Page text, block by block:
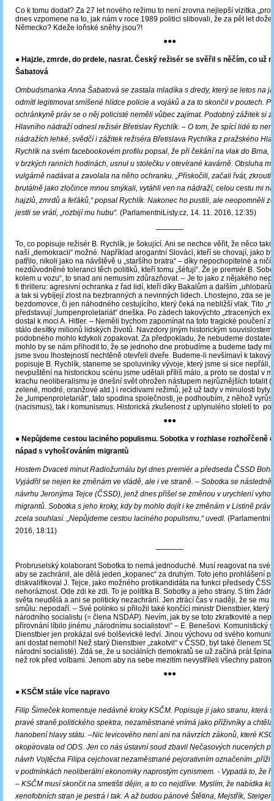
Co k tomu dodat? Za 27 let nového režimu to není zrovna nejlepší vizitka
dnes vzpomene na to, jak nám v roce 1989 politici slibovali, že za pět let
Německo? Kdeže loňské sněhy jsou?!
●●●
● Hajzle, zmrde, do prdele, nasrat. Český režisér se svěřil s něčím, co už
Šabatová
Ombudsmanka Anna Šabatová se zastala mladíka s dredy, který se letos na
odmítl legitimovat smíšené hlídce policie a vojáků a za to skončil v poutech.
ochránkyně práv se o něj policisté neměli vůbec zajímat. Podobný zážitek si
Hlavního nádraží odnesl režisér Břetislav Rychlík. ‒ O tom, že spící lidé to
nádražích lehké, svědčí i zážitek režiséra Břetislava Rychlíka z pražského
Rychlík na svém facebookovém profilu popsal, že při čekání na vlak do Brna,
v brzkých ranních hodinách, usnul u stolečku v otevírané kavárně. Obsluha
vulgárně nadávat a zavolala na něho ochranku. „Přiskočili, začali řvát,
brutálně jako zločince mnou smýkali, vytáhli ven na nádraží, celou cestu mi
hajzlů, zmrdů a feťáků,“ popsal Rychlík. Nakonec ho pustili, ale neopomněli
jestli se vrátí, „rozbijí mu hubu“. (ParlamentniListy.cz, 14. 11. 2016, 12:35)
─────
To, co popisuje režisér B. Rychlík, je šokující. Ani se nechce věřit, že něco
naší „demokracii“ možné. Například arogantní Slováci, kteří se chovají, jako
patřilo, nikoli jako na návštěvě u „staršího bratra“ – díky nepochopitelné a
nezdůvodněné toleranci těch politiků, kteří tomu „šéfují“. Že je premiér B.
kolem u vozu“, to snad ani nemusím zdůrazňovat. ‒ Je to jako z nějakého
fi thrilleru: agresivní ochranka z řad lidí, kteří díky Bakalům a dalším
a tak si vybíjejí zlost na bezbranných a nevinných lidech. Lhostejno, zda se
bezdomovce, či jen náhodného cestujícího, který čeká na nebližší vlak. Tito
představují „lumpenproletariát“ dneška. Po zádech takovýchto „ztracených
dostal k moci A. Hitler. – Neměli bychom zapomínat na toto tragické poučení z
stálo desítky milionů lidských životů. Navzdory jiným historickým souvislostem
podobného mohlo kdykoli zopakovat. Za předpokladu, že nebudeme
mohlo by se nám přihodit to, že se jednoho dne probudíme a budeme tady
jsme svou lhostejností nechtěně otevřeli dveře. Budeme-li nevšímaví k
popisuje B. Rychlík, staneme se spoluviníky vývoje, který jsme si sice nepřáli,
nevpuštění na historickou scénu jsme udělali příliš málo, a proto se dostal v
krachu neoliberalismu je dnešní svět ohrožen nástupem nejrůznějších totalit
zelené, modré, oranžové atd.) i recidivami režimů, jež už tady v minulosti
že „lumpenproletariát“, tato spodina společnosti, je podhoubím, z něhož
(nacismus), tak i komunismus. Historická zkušenost z uplynulého století to
●●●
● Nepůjdeme cestou laciného populismu. Sobotka v rozhlase rozhořčeně
nápad s vyhošťováním migrantů
Hostem Dvaceti minut Radiožurnálu byl dnes premiér a předseda ČSSD
Vyjádřil se nejen ke změnám ve vládě, ale i ve straně. ‒ Sobotka se následně
návrhu Jeronýma Tejce (ČSSD), jenž dnes přišel se změnou v urychlení
migrantů. Sobotka s jeho kroky, kdy by mohlo dojít i ke změnám v Listině práv
zcela souhlasí. „Nepůjdeme cestou laciného populismu,“ uvedl.
2016, 18:11)
─────
Probruselský kolaborant Sobotka to nemá jednoduché. Musí reagovat na své
aby se zachránil, ale dělá jeden „kopanec“ za druhým. Toto jeho prohlášení
diskvalifikoval J. Tejce, jako možného protikandidáta na funkci předsedy
nehoráznost. Ode zdi ke zdi. To je politika B. Sobotky a jeho strany. S tím
světa neudělá a ani se politicky nezachrání. Jen ztrácí čas v naději, že se mu
smůlu: nepodaří. – Své polínko si přiložil také končící ministr Dienstbier, který
národního socialistu (= člena NSDAP). Nevím, jak by se toto zkratkovité a
přirovnání líbilo jinému „národnímu socialistovi“ – E. Benešovi. Komunistický
Dienstbier jen prokázal své bolševické ledví. Jinou výchovu od svého
ani dostat nemohl! Než starý Dienstbier „zakotvil“ v ČSSD, byl také členem
národní socialisté). Zdá se, že u sociálních demokratů se už začíná prát
než rok před volbami. Jenom aby na sebe mezitím nevystříleli všechny
●●●
● KSČM stále více napravo
Filip Šimeček komentuje nedávné kroky KSČM. Popisuje ji jako stranu, která
pravé straně politického spektra, nezaměstnané vnímá jako příživníky a
hanobení hlavy státu. ‒Nic levicového není ani na návrzích zákonů, které
okopírovala od ODS. Jen co nás ústavní soud zbavil Nečasových nucených
návrh Vojtěcha Filipa cejchovat nezaměstnané pejorativním označením
v podmínkách neoliberální ekonomiky naprostým cynismem. - Vypadá to, že
– KSČM musí skončit na smetišti dějin, a to co nejdříve. Myslím, že nabídka
xenofobních stran je pestrá i tak. A až budou pánové Štětina, Mejstřík,